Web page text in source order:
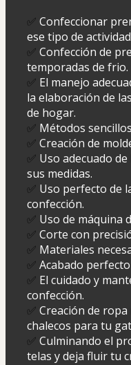
✅ Confeccionar
ese tipo de
✅ Confección de
temporadas de frio.
✅ El manejo
la elaboración de
de hogar.
✅ Métodos
✅ Creación de
✅ Uso adecuado
sus medidas.
✅ Uso perfecto de
confección.
✅ Uso de máquina
✅ Corte con
✅ Materiales
✅ Acabado
✅ El cuidado y
confección.
✅ Creación de ropa
chalecos para tu
✅ Culminando el
telas y deja fluir tu